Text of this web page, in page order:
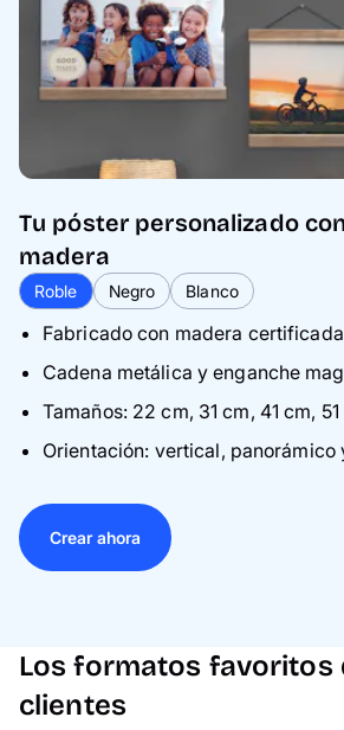
Tu póster personalizado
madera
Roble Negro Blanco
Fabricado con madera
Cadena metálica y enganche
Tamaños: 22 cm, 31 cm, 41 cm, 51
Orientación: vertical, panorámico
Crear ahora
Los formatos favoritos
clientes